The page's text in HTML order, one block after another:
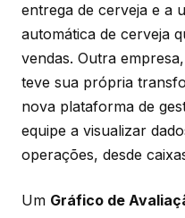
entrega de cerveja e a
automática de cerveja
vendas. Outra
teve sua própria
nova plataforma de
equipe a visualizar
operações, desde
Um Gráfico de